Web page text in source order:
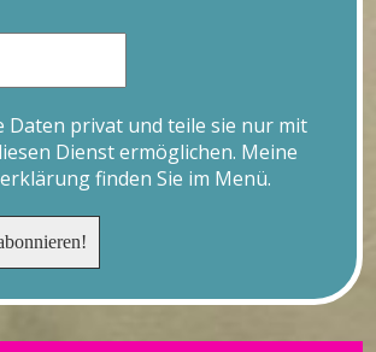
Daten privat und teile sie nur mit
Dienst ermöglichen. Meine
finden Sie im Menü.